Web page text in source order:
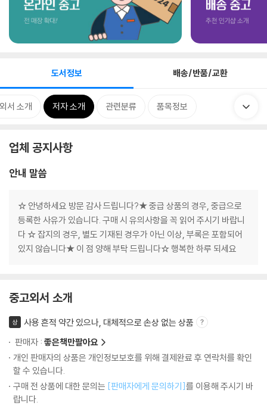
도서정보 배송/반품/교환
서 소개 저자 소개 관련분류 품목정보
업체 공지사항
안내 말씀
☆ 안녕하세요 방문 감사 드립니다?★ 중급 상품의 경우, 중급으로
등록한 사유가 있습니다. 구매 시 유의사항을 꼭 읽어 주시기 바랍니
다 ☆ 잡지의 경우, 별도 기재된 경우가 아닌 이상, 부록은 포함되어
있지 않습니다★ 이 점 양해 부탁 드립니다☆ 행복한 하루 되세요
중고외서 소개
상
사용 흔적 약간 있으나, 대체적으로 손상 없는 상품
판매자 : 좋은책만팔아요
개인 판매자의 상품은 개인정보보호를 위해 결제완료 후 연락처를 확인
할 수 있습니다.
구매 전 상품에 대한 문의는 [판매자에게 문의하기]를 이용해 주시기 바
랍니다.